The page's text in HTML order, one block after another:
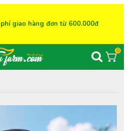
giao hàng đơn từ 600.000đ
0